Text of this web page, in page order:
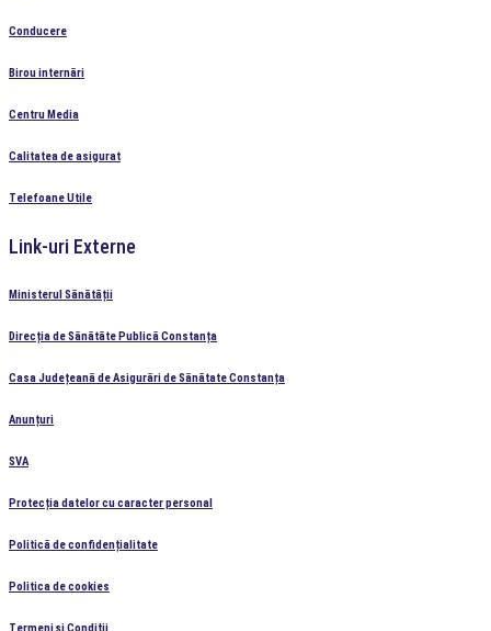
Conducere
Birou internări
Centru Media
Calitatea de asigurat
Telefoane Utile
Link-uri Externe
Ministerul Sănătății
Direcția de Sănătăte Publică Constanța
Casa Județeană de Asigurări de Sănătate Constanța
Anunțuri
SVA
Protecția datelor cu caracter personal
Politică de confidențialitate
Politica de cookies
Termeni şi Condiţii